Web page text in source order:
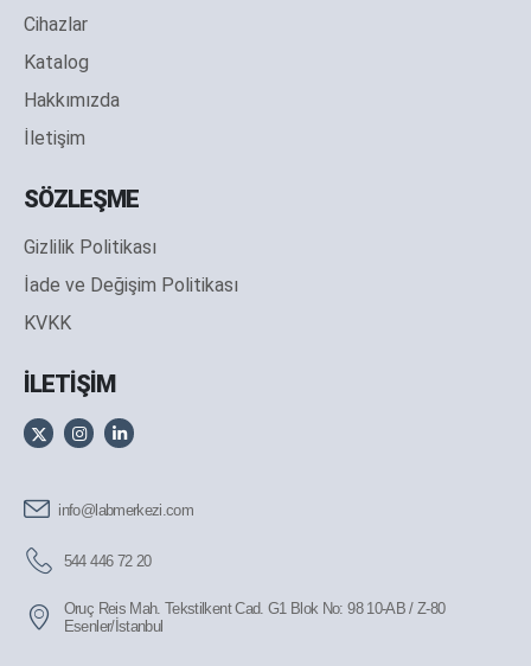
Cihazlar
Katalog
Hakkımızda
İletişim
SÖZLEŞME
Gizlilik Politikası
İade ve Değişim Politikası
KVKK
İLETİŞİM
info@labmerkezi.com
544 446 72 20
Oruç Reis Mah. Tekstilkent Cad. G1 Blok No: 98 10-AB / Z-80
Esenler/İstanbul